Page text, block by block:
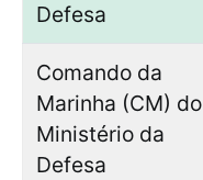
Defesa
Comando da
Marinha (CM) do
Ministério da
Defesa